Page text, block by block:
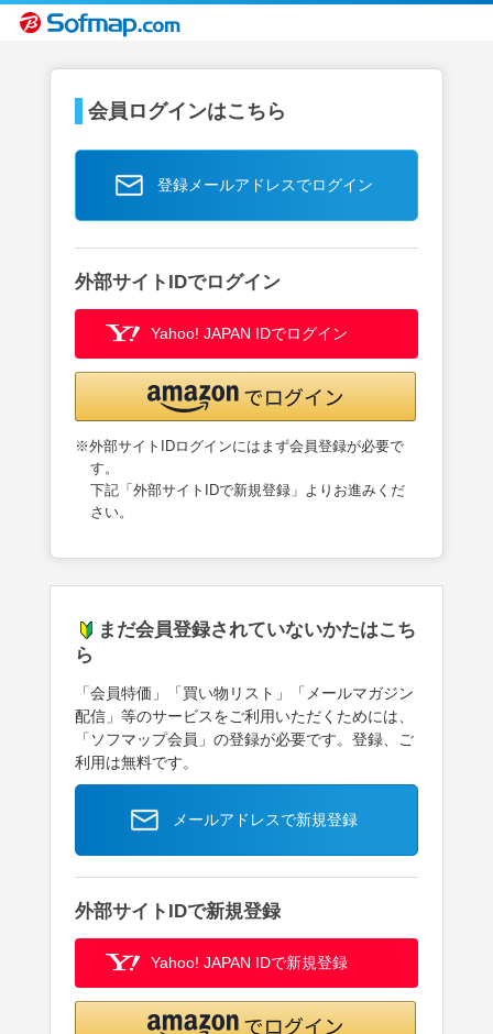
会員ログインはこちら
登録メールアドレスでログイン
外部サイトIDでログイン
Yahoo! JAPAN IDでログイン
※外部サイトIDログインにはまず会員登録が必要で
す。
下記「外部サイトIDで新規登録」よりお進みくだ
さい。
まだ会員登録されていないかたはこち
ら
「会員特価」「買い物リスト」「メールマガジン
配信」等のサービスをご利用いただくためには、
「ソフマップ会員」の登録が必要です。登録、ご
利用は無料です。
メールアドレスで新規登録
外部サイトIDで新規登録
Yahoo! JAPAN IDで新規登録